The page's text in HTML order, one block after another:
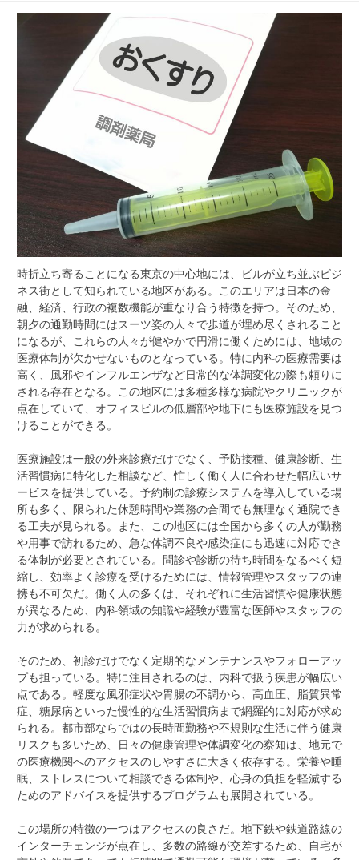
時折立ち寄ることになる東京の中心地には、ビルが立ち並ぶビジ
ネス街として知られている地区がある。 このエリアは日本の金
融、経済、行政の複数機能が重なり合う特徴を持つ。そのため、
朝夕の通勤時間にはスーツ姿の人々で歩道が埋め尽くされること
になるが、これらの人々が健やかで円滑に働くためには、地域の
医療体制が欠かせないものとなっている。特に内科の医療需要は
高く、風邪やインフルエンザなど日常的な体調変化の際も頼りに
される存在となる。この地区には多種多様な病院やクリニックが
点在していて、オフィスビルの低層部や地下にも医療施設を見つ
けることができる。
医療施設は一般の外来診療だけでなく、予防接種、健康診断、生
活習慣病に特化した相談など、忙しく働く人に合わせた幅広いサ
ービスを提供している。予約制の診療システムを導入している場
所も多く、限られた休憩時間や業務の合間でも無理なく通院でき
る工夫が見られる。また、この地区には全国から多くの人が勤務
や用事で訪れるため、急な体調不良や感染症にも迅速に対応でき
る体制が必要とされている。問診や診断の待ち時間をなるべく短
縮し、効率よく診療を受けるためには、情報管理やスタッフの連
携も不可欠だ。働く人の多くは、それぞれに生活習慣や健康状態
が異なるため、内科領域の知識や経験が豊富な医師やスタッフの
力が求められる。
そのため、初診だけでなく定期的なメンテナンスやフォローアッ
プも担っている。特に注目されるのは、内科で扱う疾患が幅広い
点である。軽度な風邪症状や胃腸の不調から、高血圧、脂質異常
症、糖尿病といった慢性的な生活習慣病まで網羅的に対応が求め
られる。都市部ならではの長時間勤務や不規則な生活に伴う健康
リスクも多いため、日々の健康管理や体調変化の察知は、地元で
の医療機関へのアクセスのしやすさに大きく依存する。栄養や睡
眠、ストレスについて相談できる体制や、心身の負担を軽減する
ためのアドバイスを提供するプログラムも展開されている。
この場所の特徴の一つはアクセスの良さだ。地下鉄や鉄道路線の
インターチェンジが点在し、多数の路線が交差するため、自宅が